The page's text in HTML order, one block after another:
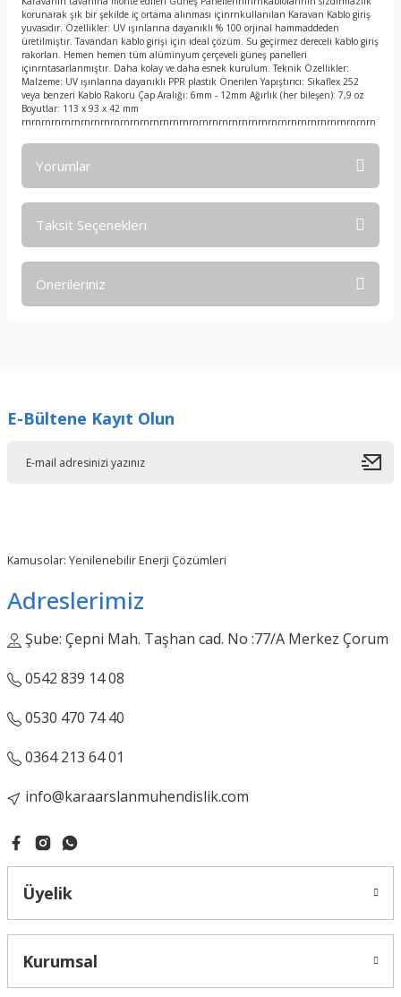
korunarak şık bir şekilde iç ortama alınması içinrnkullanılan Karavan Kablo giriş
yuvasıdır. Özellikler: UV ışınlarına dayanıklı % 100 orjinal hammaddeden
üretilmiştir. Tavandan kablo girişi için ideal çözüm. Su geçirmez dereceli kablo giriş
rakorları. Hemen hemen tüm alüminyum çerçeveli güneş panelleri
içinrntasarlanmıştır. Daha kolay ve daha esnek kurulum. Teknik Özellikler:
Malzeme: UV ışınlarına dayanıklı PPR plastik Önerilen Yapıştırıcı: Sikaflex 252
veya benzeri Kablo Rakoru Çap Aralığı: 6mm - 12mm Ağırlık (her bileşen): 7,9 oz
Boyutlar: 113 x 93 x 42 mm
rnrnrnrnrnrnrnrnrnrnrnrnrnrnrnrnrnrnrnrnrnrnrnrnrnrnrnrnrnrnrnrnrnrnrnrn
Yorumlar
Taksit Seçenekleri
Önerileriniz
Ürün resmi kalitesiz, bozuk veya görüntülenemiyor.
Gönder
E-Bültene Kayıt Olun
Kamusolar: Yenilenebilir Enerji Çözümleri
Adreslerimiz
Şube: Çepni Mah. Taşhan cad. No :77/A Merkez Çorum
0542 839 14 08
0530 470 74 40
0364 213 64 01
info@karaarslanmuhendislik.com
Üyelik
Kurumsal